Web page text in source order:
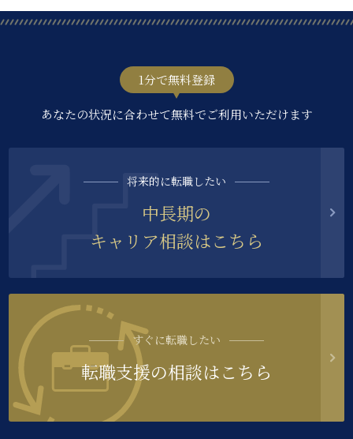
1分で無料登録
あなたの状況に合わせて無料でご利用いただけます
将来的に転職したい
中長期の
キャリア相談はこちら
すぐに転職したい
転職支援の相談はこちら